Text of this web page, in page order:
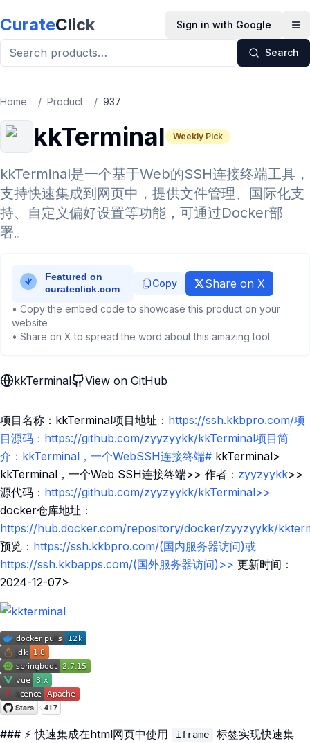
CurateClick Sign in with Google
Search
Home / Product / 937
kkTerminal Weekly Pick
kkTerminal是一个基于Web的SSH连接终端工具，
支持快速集成到网页中，提供文件管理、国际化支
持、自定义偏好设置等功能，可通过Docker部
署。
Copy Share on X
• Copy the embed code to showcase this product on your
website
• Share on X to spread the word about this amazing tool
kkTerminal View on GitHub
项目名称：kkTerminal项目地址： https://ssh.kkbpro.com/项
目源码：https://github.com/zyyzyykk/kkTerminal项目简
介：kkTerminal，一个WebSSH连接终端# kkTerminal>
kkTerminal，一个Web SSH连接终端>> 作者： zyyzyykk>>
源代码： https://github.com/zyyzyykk/kkTerminal>>
docker仓库地址：
https://hub.docker.com/repository/docker/zyyzyykk/
预览： https://ssh.kkbpro.com/(国内服务器访问)或
https://ssh.kkbapps.com/(国外服务器访问)>> 更新时间：
2024-12-07>
### ⚡ 快速集成在html网页中使用 iframe
标签实现快速集